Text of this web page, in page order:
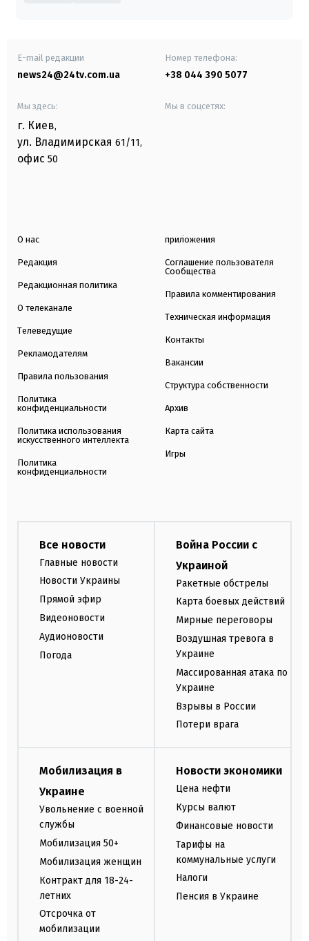
E-mail редакции
news24@24tv.com.ua
Номер телефона:
+38 044 390 5077
Мы здесь:
г. Киев,
ул. Владимирская 61/11,
офис 50
Мы в соцсетях:
О нас
Редакция
Редакционная политика
О телеканале
Телеведущие
Рекламодателям
Правила пользования
Политика
конфиденциальности
Политика использования
искусственного интеллекта
Политика
конфиденциальности
приложения
Соглашение пользователя
Сообщества
Правила комментирования
Техническая информация
Контакты
Вакансии
Структура собственности
Архив
Карта сайта
Игры
Все новости
Главные новости
Новости Украины
Прямой эфир
Видеоновости
Аудионовости
Погода
Война России с
Украиной
Ракетные обстрелы
Карта боевых действий
Мирные переговоры
Воздушная тревога в
Украине
Массированная атака по
Украине
Взрывы в России
Потери врага
Мобилизация в
Украине
Увольнение с военной
службы
Мобилизация 50+
Мобилизация женщин
Контракт для 18-24-
летних
Отсрочка от
мобилизации
Новости экономики
Цена нефти
Курсы валют
Финансовые новости
Тарифы на
коммунальные услуги
Налоги
Пенсия в Украине